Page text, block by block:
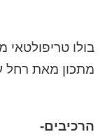
בולו
מתכון מאת רחל
הרכיבים-